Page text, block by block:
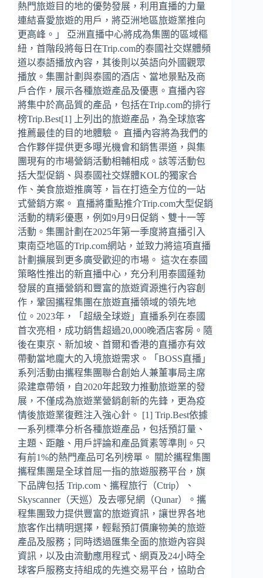
熱門旅遊目的地的優勢發展，利用直播的力量
連結喜愛旅遊的用戶，將亞洲地區旅遊業推向
更高峰。」 亞洲直播中心將成為集團的區域樞
紐，首階段將每日在Trip.com的泰國社交媒體頻
道以泰語播放內容，其後則以英語向外國觀眾
播放。集團計劃與泰國的酒店、當地景點及商
戶合作，展示各種旅遊產品及優惠。直播內容
將集中於高品質的產品，包括在Trip.com的排行
榜Trip.Best[1] 上列出的旅遊產品，為全球旅客
推薦最佳的目的地體驗。 直播內容將為我們的
合作夥伴提供更多曝光機會和銷售渠道，與集
團現有的市場營銷活動相輔相成。該等活動包
括大型促銷、與泰國社交媒體KOL的獨家合
作、美食旅遊推廣等，旨在打造全方位的一站
式營銷方案。 直播將重點推介Trip.com大型促銷
活動的精彩優惠，例如9月9日促銷、雙十一等
活動。集團計劃在2025年第一季度將直播引入
東南亞地區的Trip.com網站，並致力將這項直播
計劃擴展到更多廣受歡迎的市場。 這次在泰國
策略性推出的新直播中心，充分利用泰國蓬勃
發展的直播營銷和豐富的旅遊資源進行內容創
作，鞏固攜程集團在旅遊直播領域的領先地
位。2023年，「超級全球遊」直播系列在泰國
首次亮相，成功銷售超過20,000晚酒店客房。隨
後在東京、新加坡、首爾和香港的直播亦有效
帶動當地龐大的入境旅遊需求。「BOSS直播」
系列活動由攜程集團聯合創始人兼董事局主席
梁建章帶領，自2020年起致力推動旅遊業的發
展，不僅成為旅遊業營銷創新的先鋒，更為疫
情後旅遊業復甦注入強心針。 [1] Trip.Best依據
一系列標準分析各種旅遊產品，包括預訂量、
主題、距離、用戶評論和產品質素等準則。只
有前1%的熱門產品可名列榜單。 關於攜程集團
攜程集團是全球首屈一指的旅遊服務平台，旗
下品牌包括 Trip.com、攜程旅行（Ctrip）、
Skyscanner（天巡）及去哪兒網（Qunar）。攜
程集團致力提供豐富的旅遊資訊，讓世界各地
旅客作出精明選擇，輕鬆預訂價廉物美的旅遊
產品及服務；同時透過匯集全面的旅遊內容與
資訊，以及由流動應用程式、網頁及24小時全
球客戶服務支持組成的先進交易平台，協助合